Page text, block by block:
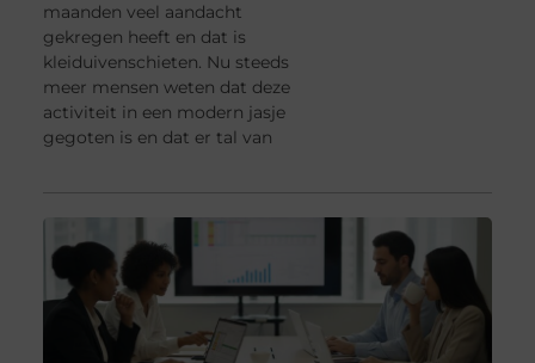
maanden veel aandacht
gekregen heeft en dat is
kleiduivenschieten. Nu steeds
meer mensen weten dat deze
activiteit in een modern jasje
gegoten is en dat er tal van